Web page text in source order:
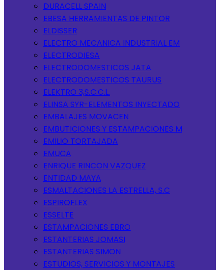
DURACELL SPAIN
EBESA HERRAMIENTAS DE PINTOR
ELDISSER
ELECTRO MECANICA INDUSTRIAL EM
ELECTRODIESA
ELECTRODOMESTICOS JATA
ELECTRODOMESTICOS TAURUS
ELEKTRO 3,S.C.C.L.
ELINSA SYR-ELEMENTOS INYECTADO
EMBALAJES MOVACEN
EMBUTICIONES Y ESTAMPACIONES M
EMILIO TORTAJADA
EMUCA
ENRIQUE RINCON VAZQUEZ
ENTIDAD MAYA
ESMALTACIONES LA ESTRELLA, S.C
ESPIROFLEX
ESSELTE
ESTAMPACIONES EBRO
ESTANTERIAS JOMASI
ESTANTERIAS SIMON
ESTUDIOS, SERVICIOS Y MONTAJES